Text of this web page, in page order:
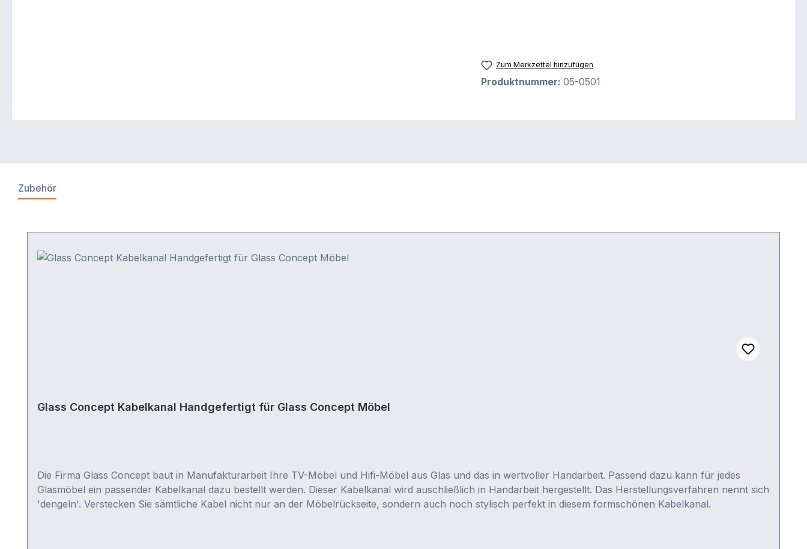
Zum Merkzettel hinzufügen
Produktnummer: 05-0501
Zubehör
Glass Concept Kabelkanal Handgefertigt für Glass Concept Möbel
Die Firma Glass Concept baut in Manufakturarbeit Ihre TV-Möbel und Hifi-Möbel aus Glas und das in wertvoller Handarbeit. Passend dazu kann für jedes
Glasmöbel ein passender Kabelkanal dazu bestellt werden. Dieser Kabelkanal wird auschließlich in Handarbeit hergestellt. Das Herstellungsverfahren nennt sich
'dengeln'. Verstecken Sie sämtliche Kabel nicht nur an der Möbelrückseite, sondern auch noch stylisch perfekt in diesem formschönen Kabelkanal.